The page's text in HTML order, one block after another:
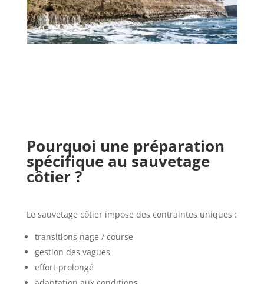
Pourquoi une préparation
spécifique au sauvetage
côtier ?
Le sauvetage côtier impose des contraintes uniques :
transitions nage / course
gestion des vagues
effort prolongé